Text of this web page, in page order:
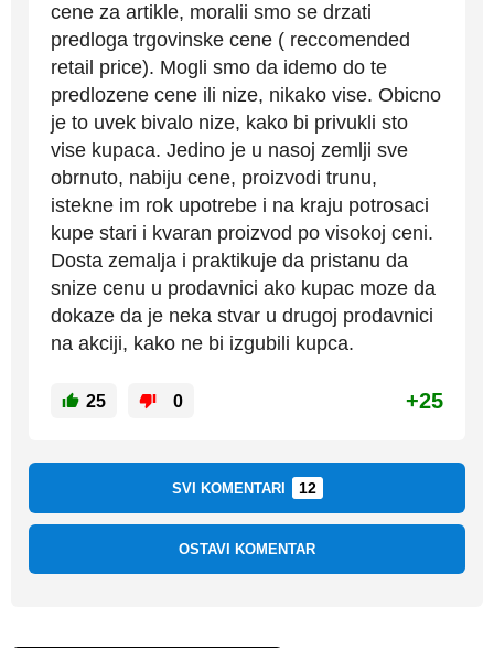
cene za artikle, moralii smo se drzati
predloga trgovinske cene ( reccomended
retail price). Mogli smo da idemo do te
predlozene cene ili nize, nikako vise. Obicno
je to uvek bivalo nize, kako bi privukli sto
vise kupaca. Jedino je u nasoj zemlji sve
obrnuto, nabiju cene, proizvodi trunu,
istekne im rok upotrebe i na kraju potrosaci
kupe stari i kvaran proizvod po visokoj ceni.
Dosta zemalja i praktikuje da pristanu da
snize cenu u prodavnici ako kupac moze da
dokaze da je neka stvar u drugoj prodavnici
na akciji, kako ne bi izgubili kupca.
25 0 +25
SVI KOMENTARI 12
OSTAVI KOMENTAR